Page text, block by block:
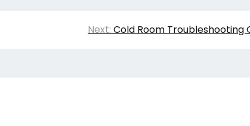
Next: Cold Room Troubleshooting